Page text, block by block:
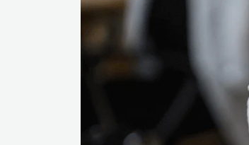
Перечисленные
Последний имеет вид
корпус к аноду и катоду